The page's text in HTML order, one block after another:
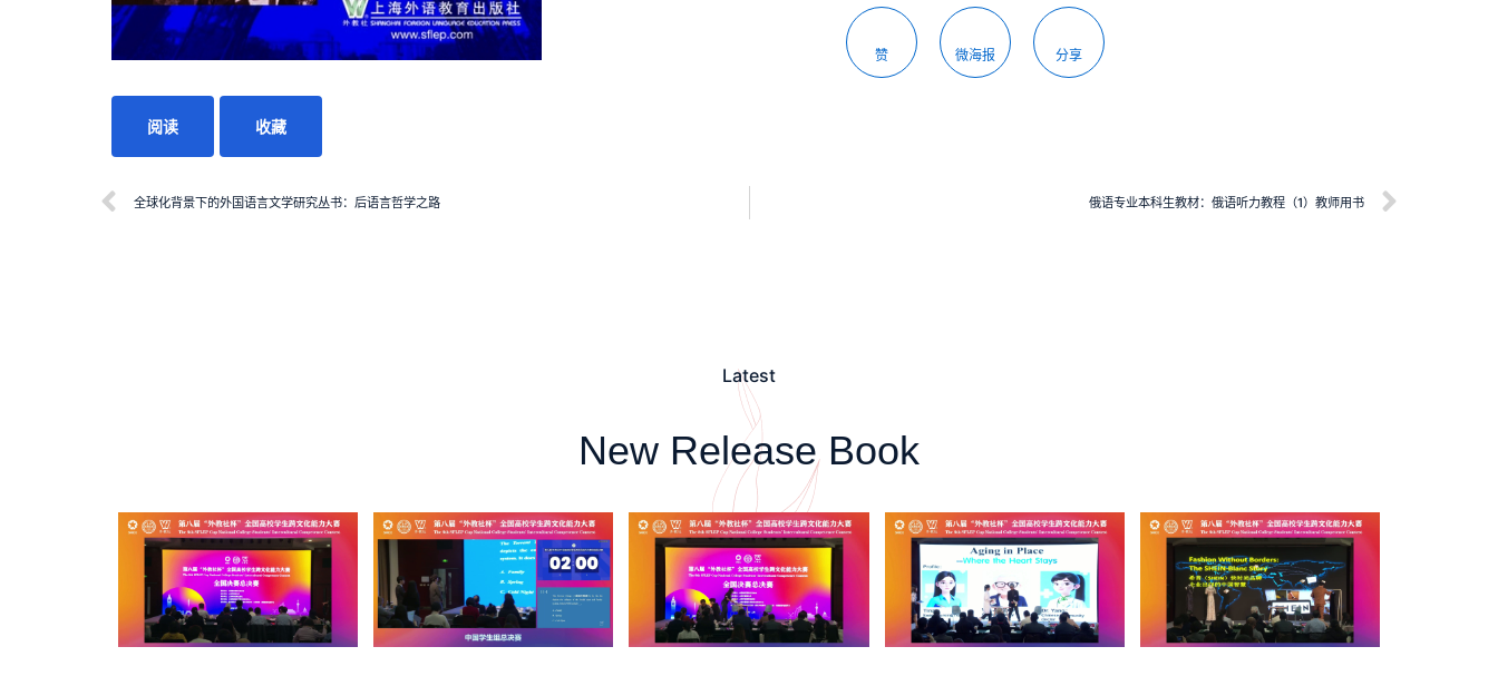
阅读 收藏
赞 微海报 分享
全球化背景下的外国语言文学研究丛书：后语言哲学之路 俄语专业本科生教材：俄语听力教程（1）教师用书
Latest
New Release Book